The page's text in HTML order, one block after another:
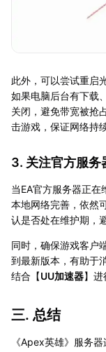
此外，可以尝试重启
如果电脑后台有下载
关闭，避免带宽被抢
击游戏，保证网络持
3. 关注官方服务
当EA官方服务器正
本地网络完善，依然
认是否处在维护期，
同时，确保游戏客户
到最新版本，有助于
结合【UU加速器】
三. 总结
《Apex英雄》服务